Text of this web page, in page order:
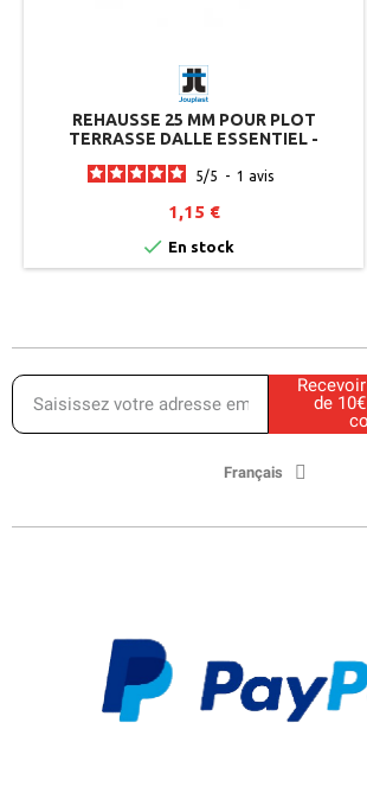
REHAUSSE 25 MM POUR PLOT
TERRASSE DALLE ESSENTIEL -
5/5 - 1 avis
1,15 €
 En stock
de
Français